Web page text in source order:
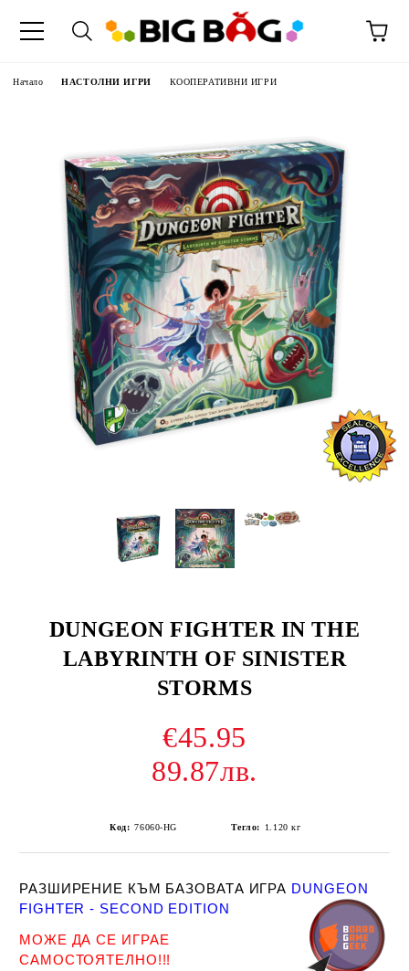
Начало НАСТОЛНИ ИГРИ КООПЕРАТИВНИ ИГРИ
DUNGEON FIGHTER IN THE
LABYRINTH OF SINISTER
STORMS
€45.95
89.87лв.
Код: 76060-HG Тегло: 1.120 кг
РАЗШИРЕНИЕ КЪМ БАЗОВАТА ИГРА DUNGEON
FIGHTER - SECOND EDITION
МОЖЕ ДА СЕ ИГРАЕ
САМОСТОЯТЕЛНО!!!